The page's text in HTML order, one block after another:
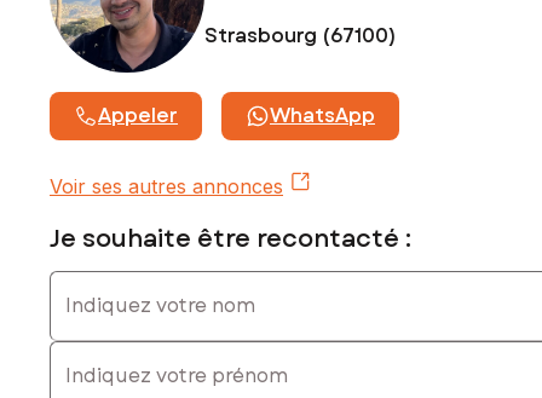
Honoraires charge vendeur
Contactez votre conseiller SAFTI : Mathias KEMPF, Tél. :
0624075406, E-mail : mathias.kempf@safti.fr - EI - Agent
commercial immatriculé au RSAC de Saverne sous le
numéro 908 835 572
Strasbourg (67100)
Appeler WhatsApp
Voir ses autres annonces
Je souhaite être recontacté :
Indiquez votre nom
Indiquez votre prénom